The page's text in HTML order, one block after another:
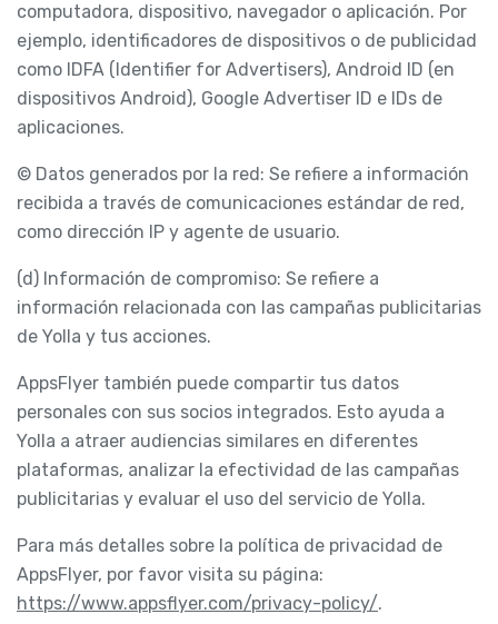
computadora, dispositivo, navegador o aplicación. Por
ejemplo, identificadores de dispositivos o de publicidad
como IDFA (Identifier for Advertisers), Android ID (en
dispositivos Android), Google Advertiser ID e IDs de
aplicaciones.
© Datos generados por la red: Se refiere a información
recibida a través de comunicaciones estándar de red,
como dirección IP y agente de usuario.
(d) Información de compromiso: Se refiere a
información relacionada con las campañas publicitarias
de Yolla y tus acciones.
AppsFlyer también puede compartir tus datos
personales con sus socios integrados. Esto ayuda a
Yolla a atraer audiencias similares en diferentes
plataformas, analizar la efectividad de las campañas
publicitarias y evaluar el uso del servicio de Yolla.
Para más detalles sobre la política de privacidad de
AppsFlyer, por favor visita su página:
https://www.appsflyer.com/privacy-policy/.